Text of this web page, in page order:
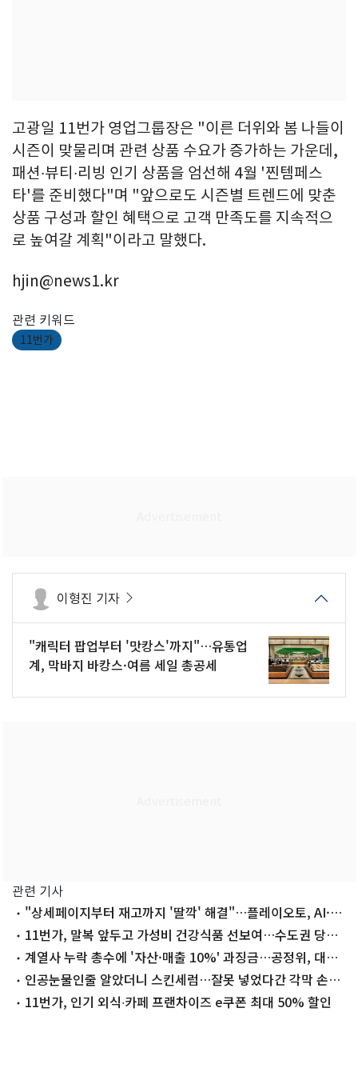
고광일 11번가 영업그룹장은 "이른 더위와 봄 나들이
시즌이 맞물리며 관련 상품 수요가 증가하는 가운데,
패션∙뷰티∙리빙 인기 상품을 엄선해 4월 '찐템페스
타'를 준비했다"며 "앞으로도 시즌별 트렌드에 맞춘
상품 구성과 할인 혜택으로 고객 만족도를 지속적으
로 높여갈 계획"이라고 말했다.
hjin@news1.kr
관련 키워드
11번가
이형진 기자
"캐릭터 팝업부터 '맛캉스'까지"…유통업
계, 막바지 바캉스·여름 세일 총공세
관련 기사
"상세페이지부터 재고까지 '딸깍' 해결"…플레이오토, AI·자
동화 가속
11번가, 말복 앞두고 가성비 건강식품 선보여…수도권 당일
배송계열사 누락 총수에 '자산·매출 10%' 과징금…공정위, 대기
업 규율 강화
인공눈물인줄 알았더니 스킨세럼…잘못 넣었다간 각막 손상
·결막염
11번가, 인기 외식∙카페 프랜차이즈 e쿠폰 최대 50% 할인